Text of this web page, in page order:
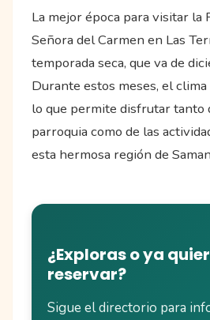
La mejor época para visitar la
Señora del Carmen en Las
temporada seca, que va de
Durante estos meses, el clima
lo que permite disfrutar tanto
parroquia como de las
esta hermosa región de
¿Exploras o ya
reservar?
Sigue el directorio para